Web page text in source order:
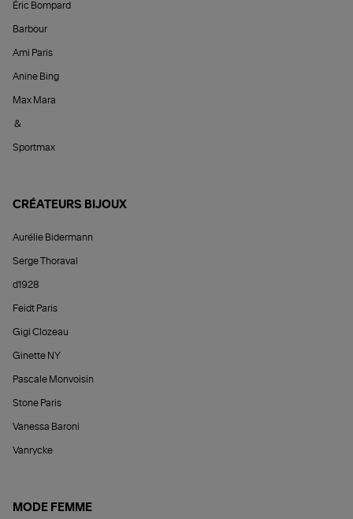
Éric Bompard
Barbour
Ami Paris
Anine Bing
Max Mara
&
Sportmax
CRÉATEURS BIJOUX
Aurélie Bidermann
Serge Thoraval
d1928
Feidt Paris
Gigi Clozeau
Ginette NY
Pascale Monvoisin
Stone Paris
Vanessa Baroni
Vanrycke
MODE FEMME